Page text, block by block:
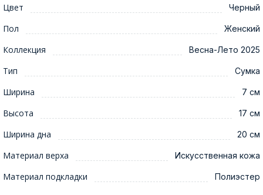
Цвет Черный
Пол Женский
Коллекция Весна-Лето 2025
Тип Сумка
Ширина 7 см
Высота 17 см
Ширина дна 20 см
Материал верха Искусственная кожа
Материал подкладки Полиэстер